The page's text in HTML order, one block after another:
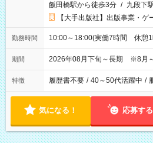
飯田橋駅から徒歩3分 / 九段下
【大手出版社】出版事業・
勤務時間 10:00～18:00(実働7時間 休憩
期間 2026年08月下旬～長期 ※8月
特徴 履歴書不要 / 40～50代活躍中 /
気になる！ 応募する